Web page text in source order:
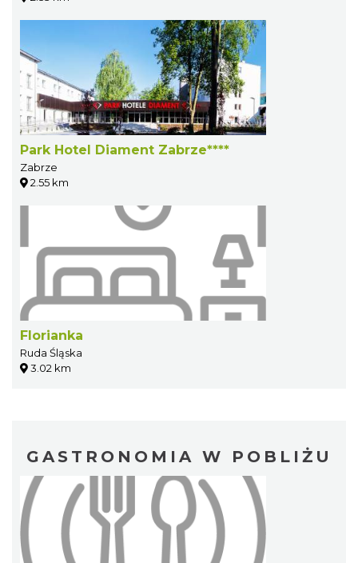
Park Hotel Diament Zabrze****
Zabrze
2.55 km
Florianka
Ruda Śląska
3.02 km
GASTRONOMIA W POBLIŻU